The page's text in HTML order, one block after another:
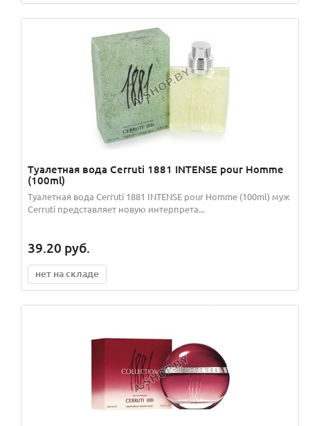
Туалетная вода Cerruti 1881 INTENSE pour Homme
(100ml)
Туалетная вода Cerruti 1881 INTENSE pour Homme (100ml) муж
Cerruti представляет новую интерпрета...
39.20 руб.
нет на складе